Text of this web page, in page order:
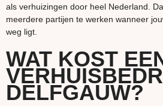
als verhuizingen door heel Nederland.
meerdere partijen te werken wanneer
weg ligt.
WAT KOST
DELFGAUW?